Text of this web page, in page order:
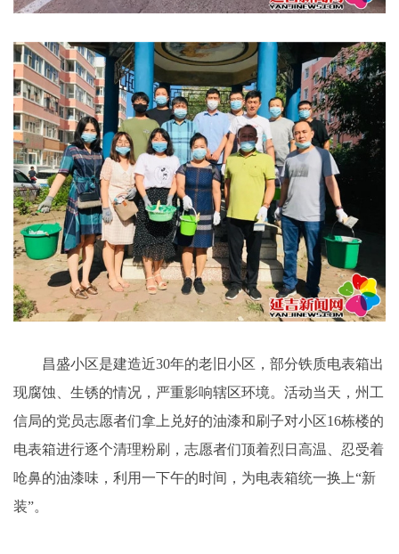
昌盛小区是建造近30年的老旧小区，部分铁质电表箱出
现腐蚀、生锈的情况，严重影响辖区环境。活动当天，州工
信局的党员志愿者们拿上兑好的油漆和刷子对小区16栋楼的
电表箱进行逐个清理粉刷，志愿者们顶着烈日高温、忍受着
呛鼻的油漆味，利用一下午的时间，为电表箱统一换上“新
装”。